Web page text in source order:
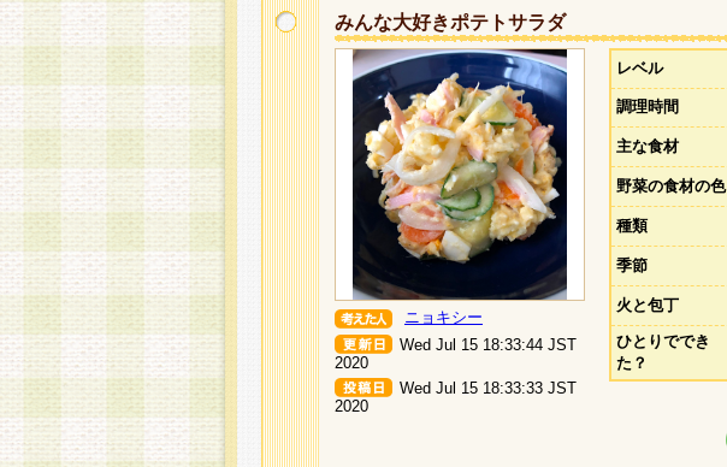
みんな大好きポテトサラダ
ニョキシー
Wed Jul 15 18:33:44 JST
2020
Wed Jul 15 18:33:33 JST
2020
レベル
調理時間
主な食材
野菜の食材の色
種類
季節
火と包丁
ひとりででき
た？